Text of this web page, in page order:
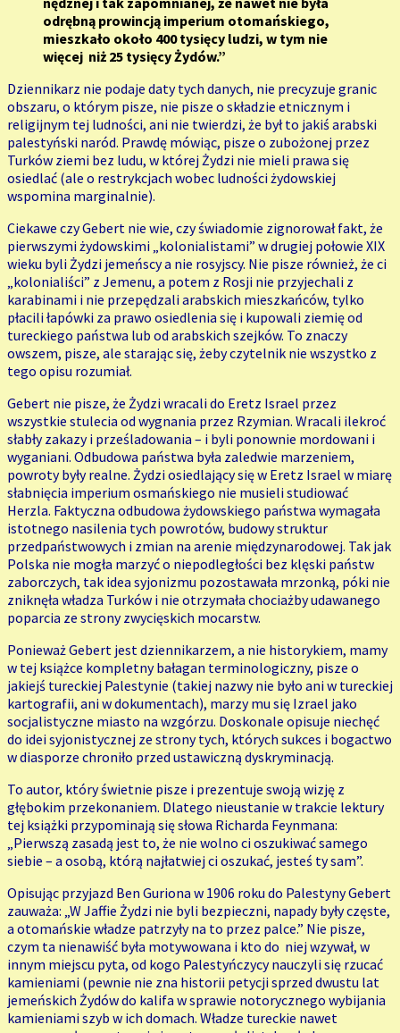
odrębną prowincją imperium otomańskiego,
mieszkało około 400 tysięcy ludzi, w tym nie
więcej niż 25 tysięcy Żydów.”
Dziennikarz nie podaje daty tych danych, nie precyzuje granic
obszaru, o którym pisze, nie pisze o składzie etnicznym i
religijnym tej ludności, ani nie twierdzi, że był to jakiś arabski
palestyński naród. Prawdę mówiąc, pisze o zubożonej przez
Turków ziemi bez ludu, w której Żydzi nie mieli prawa się
osiedlać (ale o restrykcjach wobec ludności żydowskiej
wspomina marginalnie).
Ciekawe czy Gebert nie wie, czy świadomie zignorował fakt, że
pierwszymi żydowskimi „kolonialistami” w drugiej połowie XIX
wieku byli Żydzi jemeńscy a nie rosyjscy. Nie pisze również, że ci
„kolonialiści” z Jemenu, a potem z Rosji nie przyjechali z
karabinami i nie przepędzali arabskich mieszkańców, tylko
płacili łapówki za prawo osiedlenia się i kupowali ziemię od
tureckiego państwa lub od arabskich szejków. To znaczy
owszem, pisze, ale starając się, żeby czytelnik nie wszystko z
tego opisu rozumiał.
Gebert nie pisze, że Żydzi wracali do Eretz Israel przez
wszystkie stulecia od wygnania przez Rzymian. Wracali ilekroć
słabły zakazy i prześladowania – i byli ponownie mordowani i
wyganiani. Odbudowa państwa była zaledwie marzeniem,
powroty były realne. Żydzi osiedlający się w Eretz Israel w miarę
słabnięcia imperium osmańskiego nie musieli studiować
Herzla. Faktyczna odbudowa żydowskiego państwa wymagała
istotnego nasilenia tych powrotów, budowy struktur
przedpaństwowych i zmian na arenie międzynarodowej. Tak jak
Polska nie mogła marzyć o niepodległości bez klęski państw
zaborczych, tak idea syjonizmu pozostawała mrzonką, póki nie
zniknęła władza Turków i nie otrzymała chociażby udawanego
poparcia ze strony zwycięskich mocarstw.
Ponieważ Gebert jest dziennikarzem, a nie historykiem, mamy
w tej książce kompletny bałagan terminologiczny, pisze o
jakiejś tureckiej Palestynie (takiej nazwy nie było ani w tureckiej
kartografii, ani w dokumentach), marzy mu się Izrael jako
socjalistyczne miasto na wzgórzu. Doskonale opisuje niechęć
do idei syjonistycznej ze strony tych, których sukces i bogactwo
w diasporze chroniło przed ustawiczną dyskryminacją.
To autor, który świetnie pisze i prezentuje swoją wizję z
głębokim przekonaniem. Dlatego nieustanie w trakcie lektury
tej książki przypominają się słowa Richarda Feynmana:
„Pierwszą zasadą jest to, że nie wolno ci oszukiwać samego
siebie – a osobą, którą najłatwiej ci oszukać, jesteś ty sam”.
Opisując przyjazd Ben Guriona w 1906 roku do Palestyny Gebert
zauważa: „W Jaffie Żydzi nie byli bezpieczni, napady były częste,
a otomańskie władze patrzyły na to przez palce.” Nie pisze,
czym ta nienawiść była motywowana i kto do niej wzywał, w
innym miejscu pyta, od kogo Palestyńczycy nauczyli się rzucać
kamieniami (pewnie nie zna historii petycji sprzed dwustu lat
jemeńskich Żydów do kalifa w sprawie notorycznego wybijania
kamieniami szyb w ich domach. Władze tureckie nawet